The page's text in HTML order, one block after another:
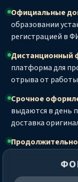
Официальные
образовании
регистрацией в
Дистанционный
платформа для
отрыва от работы
Срочное
выдаются в день
доставка